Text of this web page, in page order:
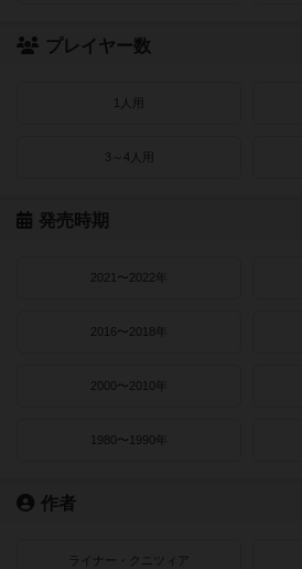
プレイヤー数
1人用
3～4人用
発売時期
2021〜2022年
2016〜2018年
2000〜2010年
1980〜1990年
作者
ライナー・クニツィア